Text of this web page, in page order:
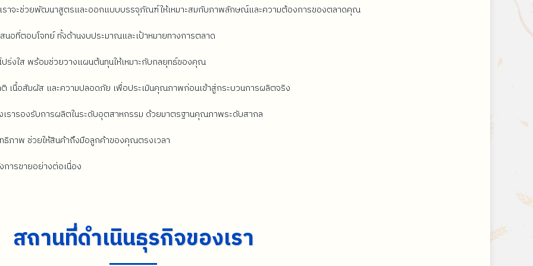
ราจะช่วยพัฒนาสูตรและออกแบบบรรจุภัณฑ์ให้เหมาะสมกับภาพลักษณ์และความต้องการของตลาดคุณ
นอที่ตอบโจทย์ ทั้งด้านงบประมาณและเป้าหมายทางการตลาด
ร่งใส พร้อมช่วยวางแผนต้นทุนให้เหมาะกับกลยุทธ์ของคุณ
เนื้อสัมผัส และความปลอดภัย เพื่อประเมินคุณภาพก่อนเข้าสู่กระบวนการผลิตจริง
เรารองรับการผลิตในระดับอุตสาหกรรม ด้วยมาตรฐานคุณภาพระดับสากล
ภาพ ช่วยให้สินค้าถึงมือลูกค้าของคุณตรงเวลา
ารขายอย่างต่อเนื่อง
สถานที่ดำเนินธุรกิจของเรา